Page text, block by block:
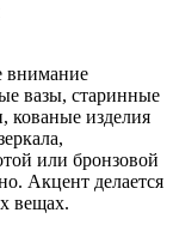
внимание
вазы, старинные
кованые изделия
или бронзовой
Акцент делается
вещах.